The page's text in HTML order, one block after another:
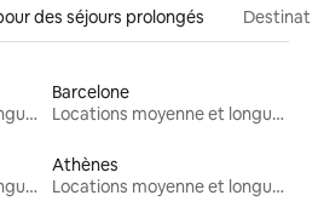
des séjours prolongés
Locations moyenne et longue durée
Barcelone
Locations moyenne et longue durée
Locations moyenne et longue durée
Athènes
Locations moyenne et longue durée